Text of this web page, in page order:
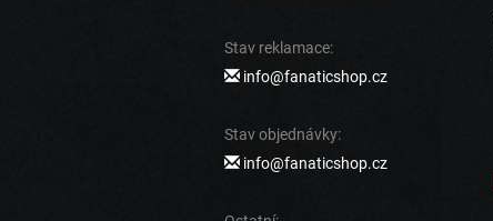
Stav reklamace:
info@fanaticshop.cz
Stav objednávky:
info@fanaticshop.cz